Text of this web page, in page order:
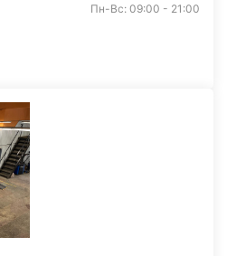
Пн-Вс: 09:00 - 21:00